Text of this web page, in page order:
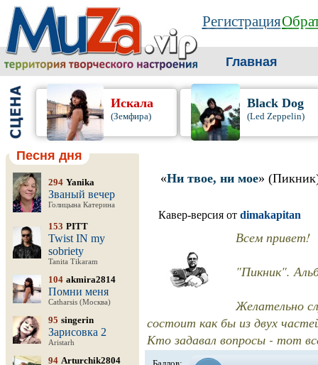
Регистрация
Главная
Искала
(Земфира)
Black Dog
(Led Zeppelin)
Песня дня
294 Yanika
Званый вечер
Голицына Катерина
153 PITT
Twist IN my
sobriety
Tanita Tikaram
104 akmira2814
Помни меня
Catharsis (Москва)
95 singerin
Зарисовка 2
Aristarh
94 Arturchik2804
«Ни твое, ни мое»
Кавер-версия от dimakapitan
Всем привет!
"Пикник".
Желательно
состоит как бы из двух
Кто задавал вопросы - тот